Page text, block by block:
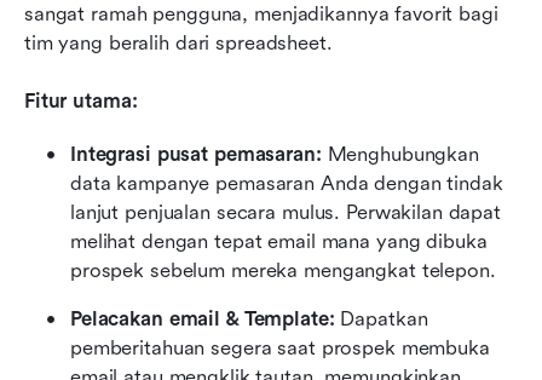
sangat ramah pengguna, menjadikannya favorit bagi
tim yang beralih dari spreadsheet.
Fitur utama:
Integrasi pusat pemasaran: Menghubungkan
data kampanye pemasaran Anda dengan tindak
lanjut penjualan secara mulus. Perwakilan dapat
melihat dengan tepat email mana yang dibuka
prospek sebelum mereka mengangkat telepon.
Pelacakan email & Template: Dapatkan
pemberitahuan segera saat prospek membuka